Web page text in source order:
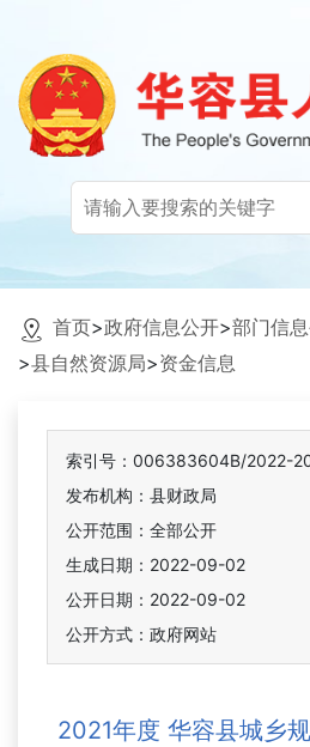
首页>政府信息公开>部门信
>县自然资源局>资金信息
索引号：006383604B/2022-
发布机构：县财政局
公开范围：全部公开
生成日期：2022-09-02
公开日期：2022-09-02
公开方式：政府网站
2021年度 华容县城乡